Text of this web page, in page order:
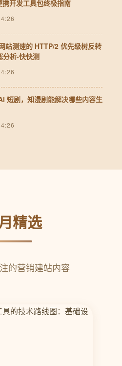
开发工具包终极指南
站测速的 HTTP/2 优先级树反转
分析-快快测
短剧，知漫剧能解决哪些内容生
精选
的营销建站内容